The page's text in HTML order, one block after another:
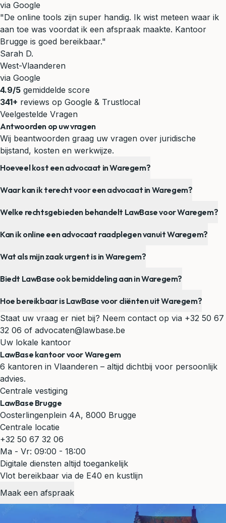
via Google
"De online tools zijn super handig. Ik wist meteen waar ik
aan toe was voordat ik een afspraak maakte. Kantoor
Brugge is goed bereikbaar."
Sarah D.
West-Vlaanderen
via Google
4.9/5 gemiddelde score
341+ reviews op Google & Trustlocal
Veelgestelde Vragen
Antwoorden op uw vragen
Wij beantwoorden graag uw vragen over juridische
bijstand, kosten en werkwijze.
Hoeveel kost een advocaat in Waregem?
Waar kan ik terecht voor een advocaat in Waregem?
Welke rechtsgebieden behandelt LawBase voor Waregem?
Kan ik online een advocaat raadplegen vanuit Waregem?
Wat als mijn zaak urgent is in Waregem?
Biedt LawBase ook bemiddeling aan in Waregem?
Hoe bereikbaar is LawBase voor cliënten uit Waregem?
Staat uw vraag er niet bij? Neem contact op via +32 50 67
32 06 of advocaten@lawbase.be
Uw lokale kantoor
LawBase kantoor voor Waregem
6 kantoren in Vlaanderen – altijd dichtbij voor persoonlijk
advies.
Centrale vestiging
LawBase Brugge
Oosterlingenplein 4A, 8000 Brugge
Centrale locatie
+32 50 67 32 06
Ma - Vr: 09:00 - 18:00
Digitale diensten altijd toegankelijk
Vlot bereikbaar via de E40 en kustlijn
Maak een afspraak